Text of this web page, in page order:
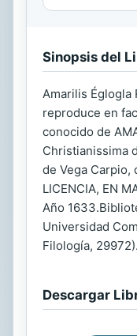
Sinopsis del
Amarilis Églogla
reproduce en
conocido de
Christianissima
de Vega Carpio,
LICENCIA, EN
Año
Universidad
Filología, 29972).
Descargar